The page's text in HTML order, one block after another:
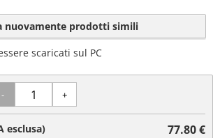
nuovamente prodotti simili
scaricati sul PC
- +
esclusa) 77.80 €